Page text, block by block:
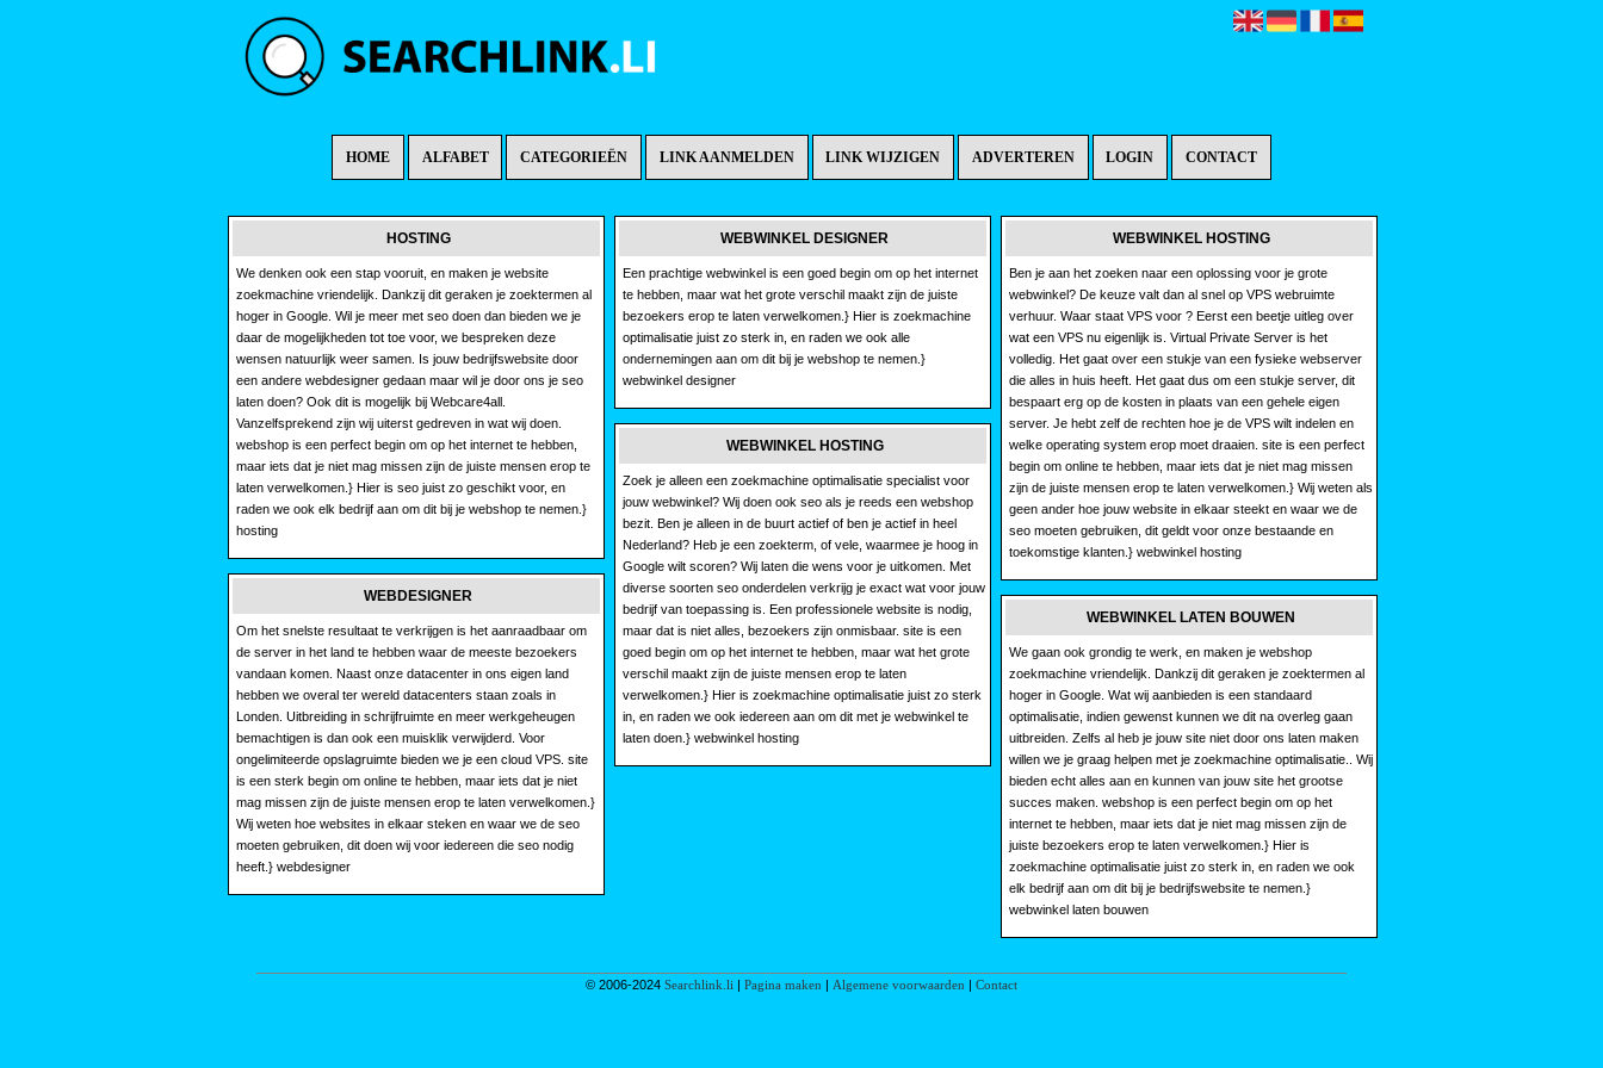
HOME ALFABET CATEGORIEËN LINK AANMELDEN LINK WIJZIGEN ADVERTEREN LOGIN CONTACT
HOSTING
We denken ook een stap vooruit, en maken je website
zoekmachine vriendelijk. Dankzij dit geraken je zoektermen al
hoger in Google. Wil je meer met seo doen dan bieden we je
daar de mogelijkheden tot toe voor, we bespreken deze
wensen natuurlijk weer samen. Is jouw bedrijfswebsite door
een andere webdesigner gedaan maar wil je door ons je seo
laten doen? Ook dit is mogelijk bij Webcare4all.
Vanzelfsprekend zijn wij uiterst gedreven in wat wij doen.
webshop is een perfect begin om op het internet te hebben,
maar iets dat je niet mag missen zijn de juiste mensen erop te
laten verwelkomen.} Hier is seo juist zo geschikt voor, en
raden we ook elk bedrijf aan om dit bij je webshop te nemen.}
hosting
WEBDESIGNER
Om het snelste resultaat te verkrijgen is het aanraadbaar om
de server in het land te hebben waar de meeste bezoekers
vandaan komen. Naast onze datacenter in ons eigen land
hebben we overal ter wereld datacenters staan zoals in
Londen. Uitbreiding in schrijfruimte en meer werkgeheugen
bemachtigen is dan ook een muisklik verwijderd. Voor
ongelimiteerde opslagruimte bieden we je een cloud VPS. site
is een sterk begin om online te hebben, maar iets dat je niet
mag missen zijn de juiste mensen erop te laten verwelkomen.}
Wij weten hoe websites in elkaar steken en waar we de seo
moeten gebruiken, dit doen wij voor iedereen die seo nodig
heeft.} webdesigner
WEBWINKEL DESIGNER
Een prachtige webwinkel is een goed begin om op het internet
te hebben, maar wat het grote verschil maakt zijn de juiste
bezoekers erop te laten verwelkomen.} Hier is zoekmachine
optimalisatie juist zo sterk in, en raden we ook alle
ondernemingen aan om dit bij je webshop te nemen.}
webwinkel designer
WEBWINKEL HOSTING
Zoek je alleen een zoekmachine optimalisatie specialist voor
jouw webwinkel? Wij doen ook seo als je reeds een webshop
bezit. Ben je alleen in de buurt actief of ben je actief in heel
Nederland? Heb je een zoekterm, of vele, waarmee je hoog in
Google wilt scoren? Wij laten die wens voor je uitkomen. Met
diverse soorten seo onderdelen verkrijg je exact wat voor jouw
bedrijf van toepassing is. Een professionele website is nodig,
maar dat is niet alles, bezoekers zijn onmisbaar. site is een
goed begin om op het internet te hebben, maar wat het grote
verschil maakt zijn de juiste mensen erop te laten
verwelkomen.} Hier is zoekmachine optimalisatie juist zo sterk
in, en raden we ook iedereen aan om dit met je webwinkel te
laten doen.} webwinkel hosting
WEBWINKEL HOSTING
Ben je aan het zoeken naar een oplossing voor je grote
webwinkel? De keuze valt dan al snel op VPS webruimte
verhuur. Waar staat VPS voor ? Eerst een beetje uitleg over
wat een VPS nu eigenlijk is. Virtual Private Server is het
volledig. Het gaat over een stukje van een fysieke webserver
die alles in huis heeft. Het gaat dus om een stukje server, dit
bespaart erg op de kosten in plaats van een gehele eigen
server. Je hebt zelf de rechten hoe je de VPS wilt indelen en
welke operating system erop moet draaien. site is een perfect
begin om online te hebben, maar iets dat je niet mag missen
zijn de juiste mensen erop te laten verwelkomen.} Wij weten als
geen ander hoe jouw website in elkaar steekt en waar we de
seo moeten gebruiken, dit geldt voor onze bestaande en
toekomstige klanten.} webwinkel hosting
WEBWINKEL LATEN BOUWEN
We gaan ook grondig te werk, en maken je webshop
zoekmachine vriendelijk. Dankzij dit geraken je zoektermen al
hoger in Google. Wat wij aanbieden is een standaard
optimalisatie, indien gewenst kunnen we dit na overleg gaan
uitbreiden. Zelfs al heb je jouw site niet door ons laten maken
willen we je graag helpen met je zoekmachine optimalisatie.. Wij
bieden echt alles aan en kunnen van jouw site het grootse
succes maken. webshop is een perfect begin om op het
internet te hebben, maar iets dat je niet mag missen zijn de
juiste bezoekers erop te laten verwelkomen.} Hier is
zoekmachine optimalisatie juist zo sterk in, en raden we ook
elk bedrijf aan om dit bij je bedrijfswebsite te nemen.}
webwinkel laten bouwen
© 2006-2024 Searchlink.li | Pagina maken | Algemene voorwaarden | Contact